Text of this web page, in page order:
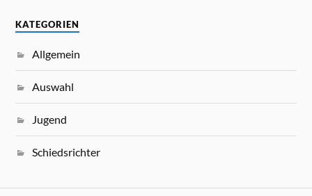
KATEGORIEN
Allgemein
Auswahl
Jugend
Schiedsrichter